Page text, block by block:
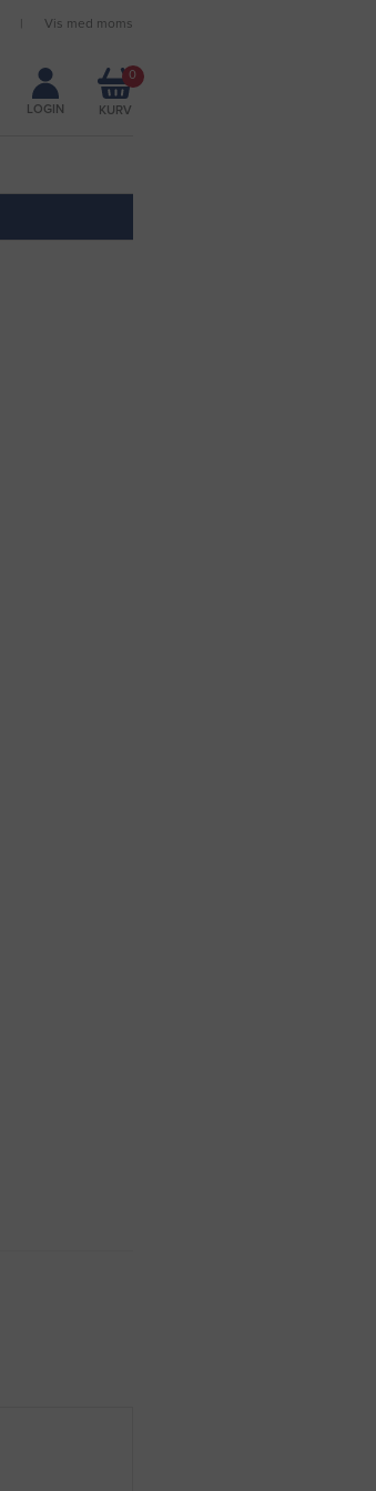
Forbliv logget ind
Vis med moms
LOGIN
0